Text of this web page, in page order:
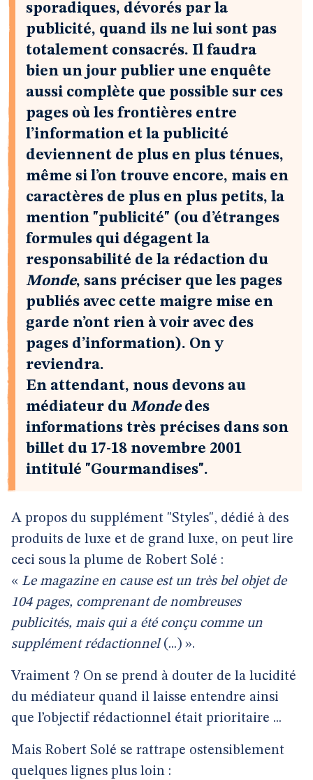
sporadiques, dévorés par la
publicité, quand ils ne lui sont pas
totalement consacrés. Il faudra
bien un jour publier une enquête
aussi complète que possible sur ces
pages où les frontières entre
l’information et la publicité
deviennent de plus en plus ténues,
même si l’on trouve encore, mais en
caractères de plus en plus petits, la
mention "publicité" (ou d’étranges
formules qui dégagent la
responsabilité de la rédaction du
Monde, sans préciser que les pages
publiés avec cette maigre mise en
garde n’ont rien à voir avec des
pages d’information). On y
reviendra.
En attendant, nous devons au
médiateur du Mondedes
informations très précises dans son
billet du 17-18 novembre 2001
intitulé "Gourmandises".
A propos du supplément "Styles", dédié à des
produits de luxe et de grand luxe, on peut lire
ceci sous la plume de Robert Solé :
« Le magazine en cause est un très bel objet de
104 pages, comprenant de nombreuses
publicités, mais qui a été conçu comme un
supplément rédactionnel(...) ».
Vraiment ? On se prend à douter de la lucidité
du médiateur quand il laisse entendre ainsi
que l’objectif rédactionnel était prioritaire ...
Mais Robert Solé se rattrape ostensiblement
quelques lignes plus loin :